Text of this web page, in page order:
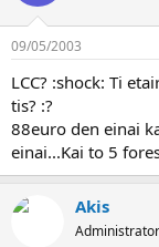
09/05/2003
LCC? :shock: Ti
tis? :?
88euro den einai
einai...Kai to 5
Akis
Administrator